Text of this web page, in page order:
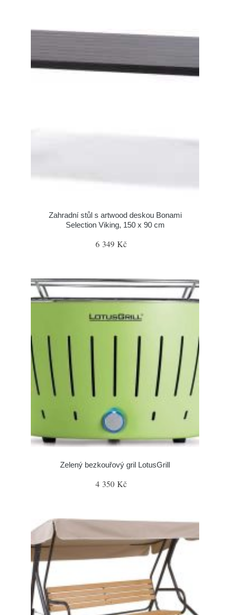
Zahradní stůl s artwood deskou Bonami
Selection Viking, 150 x 90 cm
6 349 Kč
Zelený bezkouřový gril LotusGrill
4 350 Kč